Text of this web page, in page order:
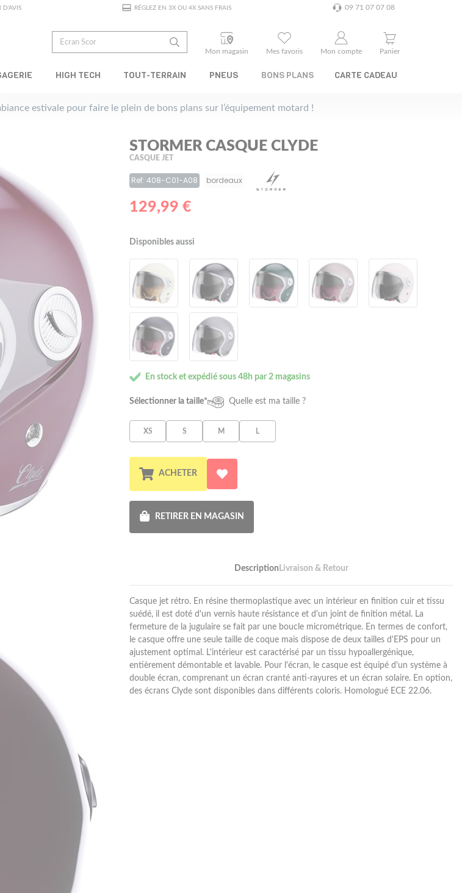
D'AVIS RÉGLEZ EN 3X OU 4X SANS FRAIS 09 71 07 07 08
Mon magasin
Mes favoris Mon compte Panier
HIGH TECH TOUT-TERRAIN PNEUS BONS PLANS CARTE CADEAU
estivale pour faire le plein de bons plans sur l’équipement motard !
STORMER CASQUE CLYDE
CASQUE JET
Ref: 408-C01-A08 bordeaux
129,99 €
Disponibles aussi
En stock et expédié sous 48h par 2 magasins
Sélectionner la taille* Quelle est ma taille ?
XS S M L
ACHETER
RETIRER EN MAGASIN
Description Livraison & Retour
Casque jet rétro. En résine thermoplastique avec un intérieur en finition cuir et tissu
suédé, il est doté d'un vernis haute résistance et d'un joint de finition métal. La
fermeture de la jugulaire se fait par une boucle micrométrique. En termes de confort,
le casque offre une seule taille de coque mais dispose de deux tailles d'EPS pour un
ajustement optimal. L'intérieur est caractérisé par un tissu hypoallergénique,
entièrement démontable et lavable. Pour l'écran, le casque est équipé d'un système à
double écran, comprenant un écran cranté anti-rayures et un écran solaire. En option,
des écrans Clyde sont disponibles dans différents coloris. Homologué ECE 22.06.